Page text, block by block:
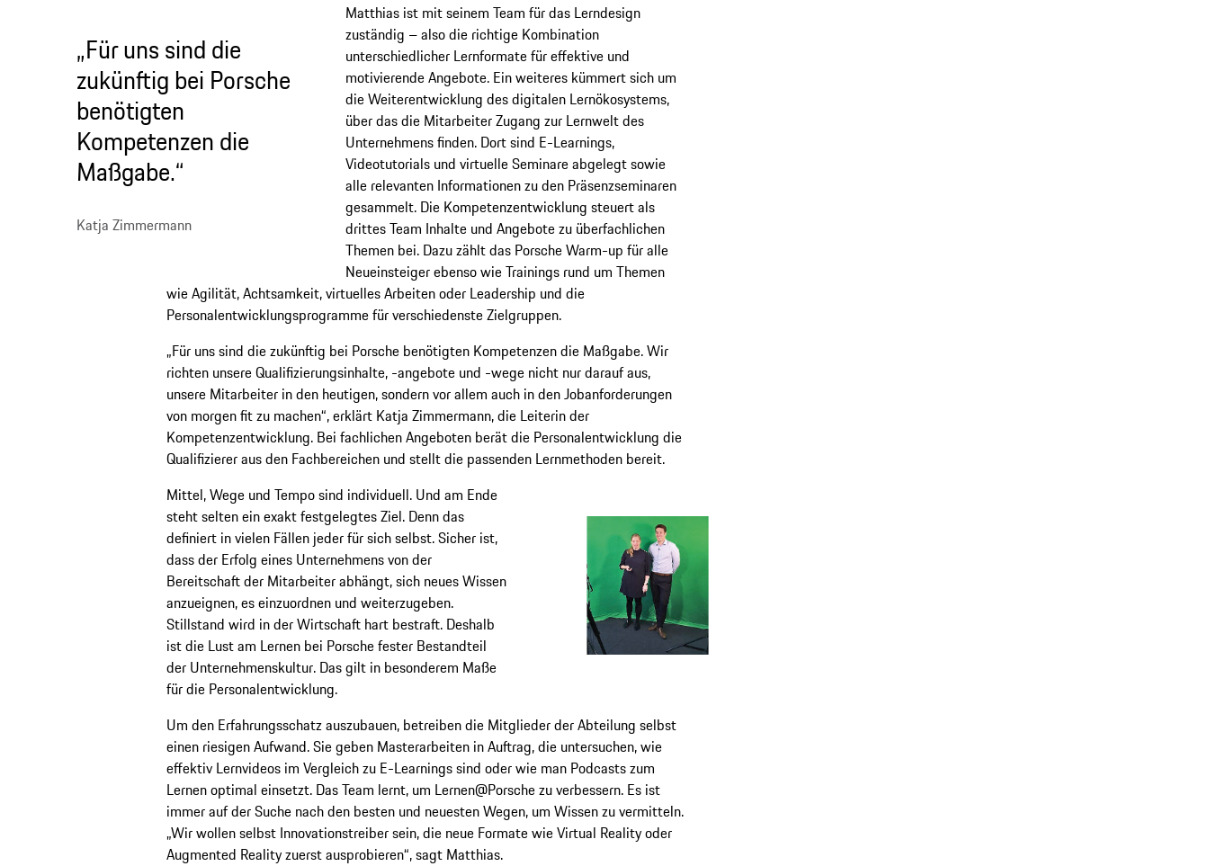
„Für uns sind die
zukünftig bei Porsche
benötigten
Kompetenzen die
Maßgabe.“
Katja Zimmermann
Matthias ist mit seinem Team für das Lerndesign
zuständig – also die richtige Kombination
unterschiedlicher Lernformate für effektive und
motivierende Angebote. Ein weiteres kümmert sich um
die Weiterentwicklung des digitalen Lernökosystems,
über das die Mitarbeiter Zugang zur Lernwelt des
Unternehmens finden. Dort sind E-Learnings,
Videotutorials und virtuelle Seminare abgelegt sowie
alle relevanten Informationen zu den Präsenzseminaren
gesammelt. Die Kompetenzentwicklung steuert als
drittes Team Inhalte und Angebote zu überfachlichen
Themen bei. Dazu zählt das Porsche Warm-up für alle
Neueinsteiger ebenso wie Trainings rund um Themen
wie Agilität, Achtsamkeit, virtuelles Arbeiten oder Leadership und die
Personalentwicklungsprogramme für verschiedenste Zielgruppen.
„Für uns sind die zukünftig bei Porsche benötigten Kompetenzen die Maßgabe. Wir
richten unsere Qualifizierungsinhalte, -angebote und -wege nicht nur darauf aus,
unsere Mitarbeiter in den heutigen, sondern vor allem auch in den Jobanforderungen
von morgen fit zu machen“, erklärt Katja Zimmermann, die Leiterin der
Kompetenzentwicklung. Bei fachlichen Angeboten berät die Personalentwicklung die
Qualifizierer aus den Fachbereichen und stellt die passenden Lernmethoden bereit.
Mittel, Wege und Tempo sind individuell. Und am Ende
steht selten ein exakt festgelegtes Ziel. Denn das
definiert in vielen Fällen jeder für sich selbst. Sicher ist,
dass der Erfolg eines Unternehmens von der
Bereitschaft der Mitarbeiter abhängt, sich neues Wissen
anzueignen, es einzuordnen und weiterzugeben.
Stillstand wird in der Wirtschaft hart bestraft. Deshalb
ist die Lust am Lernen bei Porsche fester Bestandteil
der Unternehmenskultur. Das gilt in besonderem Maße
für die Personalentwicklung.
Um den Erfahrungsschatz auszubauen, betreiben die Mitglieder der Abteilung selbst
einen riesigen Aufwand. Sie geben Masterarbeiten in Auftrag, die untersuchen, wie
effektiv Lernvideos im Vergleich zu E-Learnings sind oder wie man Podcasts zum
Lernen optimal einsetzt. Das Team lernt, um Lernen@Porsche zu verbessern. Es ist
immer auf der Suche nach den besten und neuesten Wegen, um Wissen zu vermitteln.
„Wir wollen selbst Innovationstreiber sein, die neue Formate wie Virtual Reality oder
Augmented Reality zuerst ausprobieren“, sagt Matthias.